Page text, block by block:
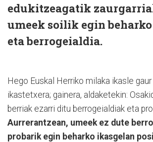
edukitzeagatik
umeek soilik egin
eta berrogeialdia.
Hego Euskal Herriko milaka ikasle
ikastetxera; gainera, aldaketekin:
berriak ezarri ditu berrogeialdiak eta
Aurrerantzean, umeek ez dute
probarik egin beharko ikasgelan